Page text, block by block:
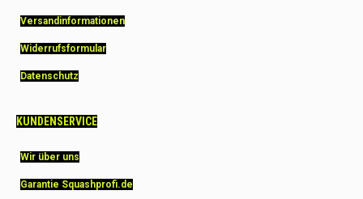
Versandinformationen
Widerrufsformular
Datenschutz
KUNDENSERVICE
Wir über uns
Garantie Squashprofi.de